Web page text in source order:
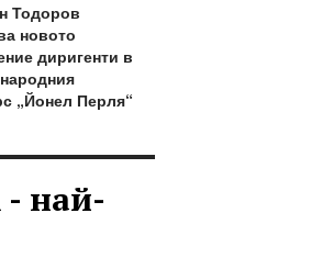
Тодоров
новото
диригенти в
„Йонел Перля“
най-